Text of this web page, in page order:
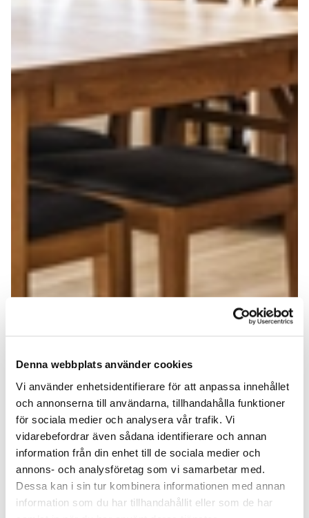
Denna webbplats använder cookies
Vi använder enhetsidentifierare för att anpassa innehållet
och annonserna till användarna, tillhandahålla funktioner
för sociala medier och analysera vår trafik. Vi
vidarebefordrar även sådana identifierare och annan
information från din enhet till de sociala medier och
annons- och analysföretag som vi samarbetar med.
Dessa kan i sin tur kombinera informationen med annan
information som du har tillhandahållit eller som de har